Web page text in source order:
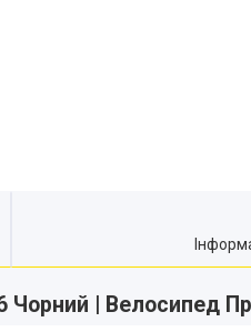
Чорний | Велосипед